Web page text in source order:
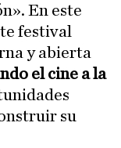
En este
festival
y abierta
el cine a la
su